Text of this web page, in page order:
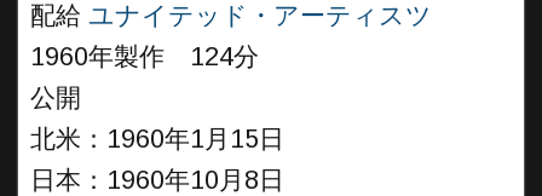
配給 ユナイテッド・アーティスツ
1960年製作 124分
公開
北米：1960年1月15日
日本：1960年10月8日